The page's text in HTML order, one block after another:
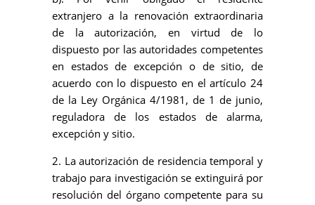
extranjero a la renovación extraordinaria
de la autorización, en virtud de lo
dispuesto por las autoridades competentes
en estados de excepción o de sitio, de
acuerdo con lo dispuesto en el artículo 24
de la Ley Orgánica 4/1981, de 1 de junio,
reguladora de los estados de alarma,
excepción y sitio.
2. La autorización de residencia temporal y
trabajo para investigación se extinguirá por
resolución del órgano competente para su